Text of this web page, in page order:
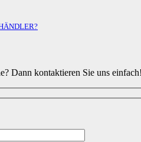
Dann kontaktieren Sie uns